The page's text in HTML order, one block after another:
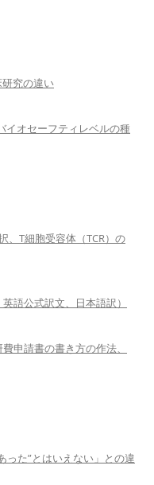
研究の違い
イオセーフティレベルの種
、T細胞受容体（TCR）の
語公式訳文、日本語訳）
申請書の書き方の作法、
った”とはいえない」との違